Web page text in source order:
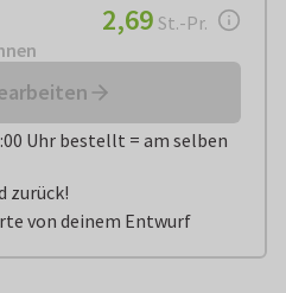
€ 2,69pro Stück
2,69 St.-Pr.
Uhr bestellt = am selben
zurück!
von deinem Entwurf